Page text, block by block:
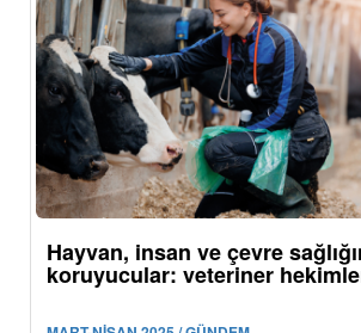
Hayvan, insan ve çevre
koruyucular: veteriner